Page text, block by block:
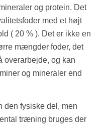
og protein. Det
med et højt
( 20 % ). Det er ikke en
mængder foder, det
overarbejde, og kan
og mineraler end
den fysiske del, men
træning bruges der